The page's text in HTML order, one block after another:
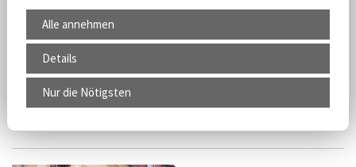
Vom Laufrad bis zum E-Roller, Geschichte Phänomen und
Robur, Maschinen, Spielzeug, Infos über vergangene
Fabrikation aufblasbarer Rettungsmittel.
Mehr erfahren
Alle annehmen
Details
Nur die Nötigsten